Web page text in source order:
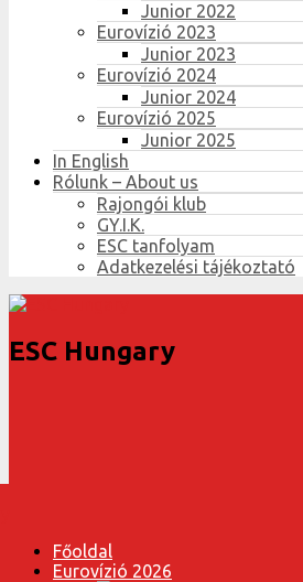
Junior 2022
Eurovízió 2023
Junior 2023
Eurovízió 2024
Junior 2024
Eurovízió 2025
Junior 2025
In English
Rólunk – About us
Rajongói klub
GY.I.K.
ESC tanfolyam
Adatkezelési tájékoztató
ESC Hungary
Főoldal
Eurovízió 2026